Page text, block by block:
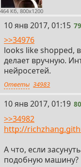
464 Кб, 800x1200
79
10 янв 2017, 01:15 79
>>34976
looks like shopped,
делает вручную.
нейросетей.
Ответы 34983
80
10 янв 2017, 01:19 80
>>34982
http://
А что, если
подобную машину?